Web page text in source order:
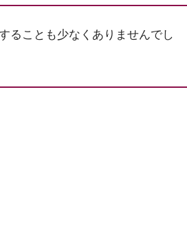
ることも少なくありませんでし